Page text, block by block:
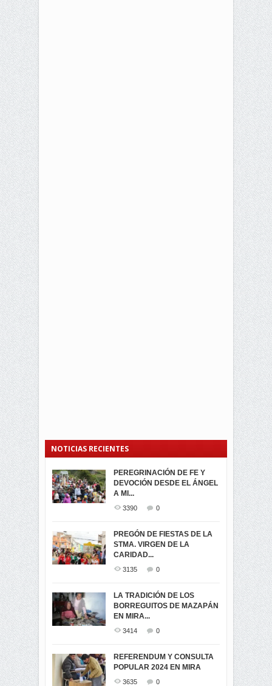
NOTICIAS RECIENTES
PEREGRINACIÓN DE FE Y
DEVOCIÓN DESDE EL ÁNGEL
A MI...
3390 0
PREGÓN DE FIESTAS DE LA
STMA. VIRGEN DE LA
CARIDAD...
3135 0
LA TRADICIÓN DE LOS
BORREGUITOS DE MAZAPÁN
EN MIRA...
3414 0
REFERENDUM Y CONSULTA
POPULAR 2024 EN MIRA
3635 0
PROCESIÓN DE LA VIRGEN
DE LA CARIDAD 2024
3061
-ENCENDIDO DEL ARBOL DE
...
MIRA
TRIUNFO DE...
SEGUNDA VUELTA
ELECCIONES
PRESIDENCIALES 2023 EN
M...
ELECCION CRUCIAL:
SEGUNDA VUELTA
PRESIDENCIAL EL 1...
VIRTUALES ASAMBLEISTAS
POR LA PROVINCIA DEL
CARCHI...
MIRA.EC FUE
GALARDONADA